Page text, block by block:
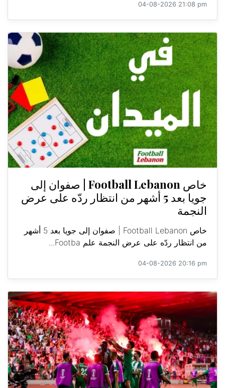
04-08-2026 21:08 pm
خاص Football Lebanon | صفوان إلى
جويا بعد 5 أشهر من انتظار ردّه على عرض
النجمة
خاص Football Lebanon | صفوان إلى جويا بعد 5 أشهر
من انتظار ردّه على عرض النجمة علم Footba...
04-08-2026 20:16 pm